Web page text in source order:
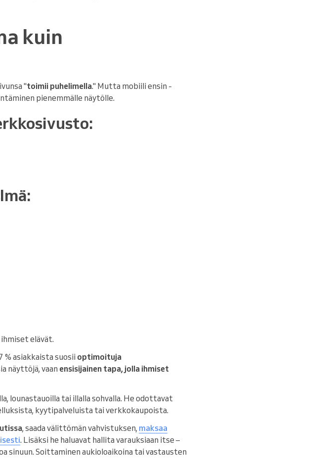
kuin
"toimii puhelimella." Mutta mobiili ensin -
pienemmälle näytölle.
ihmiset elävät.
% asiakkaista suosii optimoituja
näyttöjä, vaan ensisijainen tapa, jolla ihmiset
lounastauoilla tai illalla sohvalla. He odottavat
kyytipalveluista tai verkkokaupoista.
, saada välittömän vahvistuksen, maksaa
. Lisäksi he haluavat hallita varauksiaan itse –
Soittaminen aukioloaikoina tai vastausten